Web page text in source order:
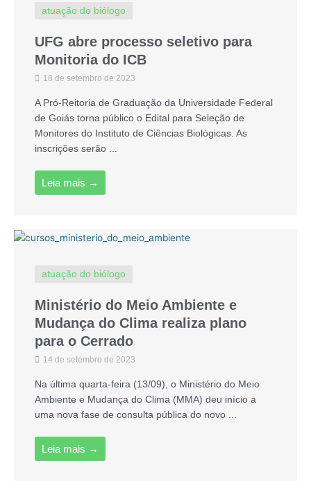
atuação do biólogo
UFG abre processo seletivo para
Monitoria do ICB
18 de setembro de 2023
A Pró-Reitoria de Graduação da Universidade Federal
de Goiás torna público o Edital para Seleção de
Monitores do Instituto de Ciências Biológicas. As
inscrições serão ...
Leia mais →
atuação do biólogo
Ministério do Meio Ambiente e
Mudança do Clima realiza plano
para o Cerrado
14 de setembro de 2023
Na última quarta-feira (13/09), o Ministério do Meio
Ambiente e Mudança do Clima (MMA) deu início a
uma nova fase de consulta pública do novo ...
Leia mais →